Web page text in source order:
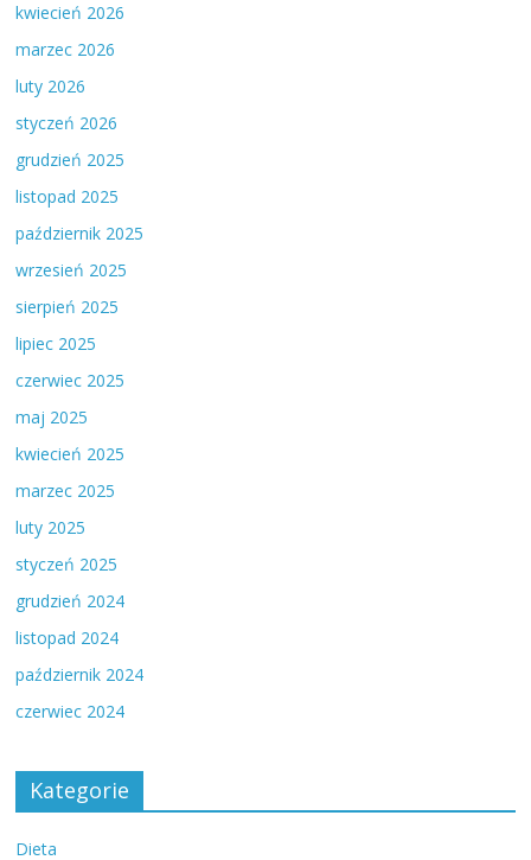
kwiecień 2026
marzec 2026
luty 2026
styczeń 2026
grudzień 2025
listopad 2025
październik 2025
wrzesień 2025
sierpień 2025
lipiec 2025
czerwiec 2025
maj 2025
kwiecień 2025
marzec 2025
luty 2025
styczeń 2025
grudzień 2024
listopad 2024
październik 2024
czerwiec 2024
Kategorie
Dieta